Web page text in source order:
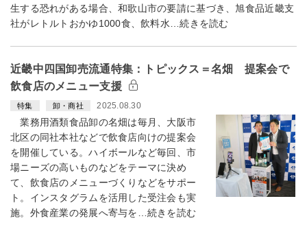
生する恐れがある場合、和歌山市の要請に基づき、旭食品近畿支
社がレトルトおかゆ1000食、飲料水…続きを読む
近畿中四国卸売流通特集：トピックス＝名畑 提案会で
飲食店のメニュー支援
特集 卸・商社 2025.08.30
業務用酒類食品卸の名畑は毎月、大阪市
北区の同社本社などで飲食店向けの提案会
を開催している。ハイボールなど毎回、市
場ニーズの高いものなどをテーマに決め
て、飲食店のメニューづくりなどをサポー
ト。インスタグラムを活用した受注会も実
施。外食産業の発展へ寄与を…続きを読む